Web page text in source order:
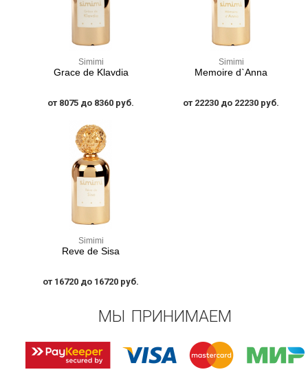
Simimi
Grace de Klavdia
от 8075 до 8360 руб.
Simimi
Memoire d`Anna
от 22230 до 22230 руб.
Simimi
Reve de Sisa
от 16720 до 16720 руб.
МЫ ПРИНИМАЕМ